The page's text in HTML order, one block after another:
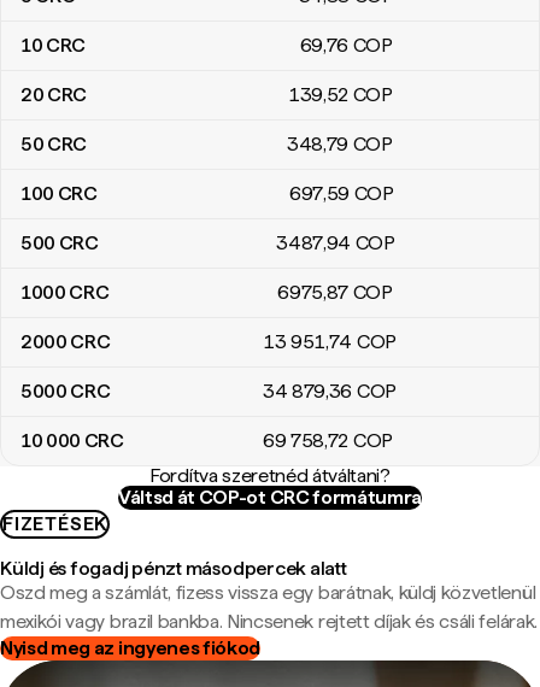
10 CRC 69,76 COP
20 CRC 139,52 COP
50 CRC 348,79 COP
100 CRC 697,59 COP
500 CRC 3487,94 COP
1000 CRC 6975,87 COP
2000 CRC 13 951,74 COP
5000 CRC 34 879,36 COP
10 000 CRC 69 758,72 COP
Fordítva szeretnéd átváltani?
Váltsd át COP-ot CRC formátumra
FIZETÉSEK
Küldj és fogadj pénzt másodpercek alatt
Oszd meg a számlát, fizess vissza egy barátnak, küldj közvetlenül
mexikói vagy brazil bankba. Nincsenek rejtett díjak és csáli felárak.
Nyisd meg az ingyenes fiókod